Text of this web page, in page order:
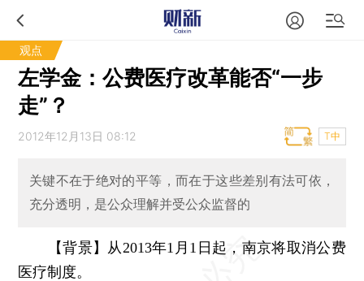
观点
左学金：公费医疗改革能否“一步
走”？
2012年12月13日 08:12 T中
关键不在于绝对的平等，而在于这些差别有法可依，
充分透明，是公众理解并受公众监督的
【背景】从2013年1月1日起，南京将取消公费
医疗制度。